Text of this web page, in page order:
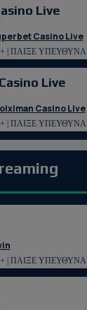
Live
Casino Live
| ΠΑΙΞΕ ΥΠΕΥΘΥΝΑ
Live
Casino Live
| ΠΑΙΞΕ ΥΠΕΥΘΥΝΑ
| ΠΑΙΞΕ ΥΠΕΥΘΥΝΑ